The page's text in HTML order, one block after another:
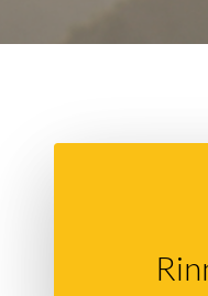
Hit enter to search